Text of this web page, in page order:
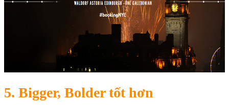
5. Bigger, Bolder tốt hơn